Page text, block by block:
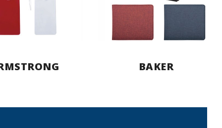
BAKER